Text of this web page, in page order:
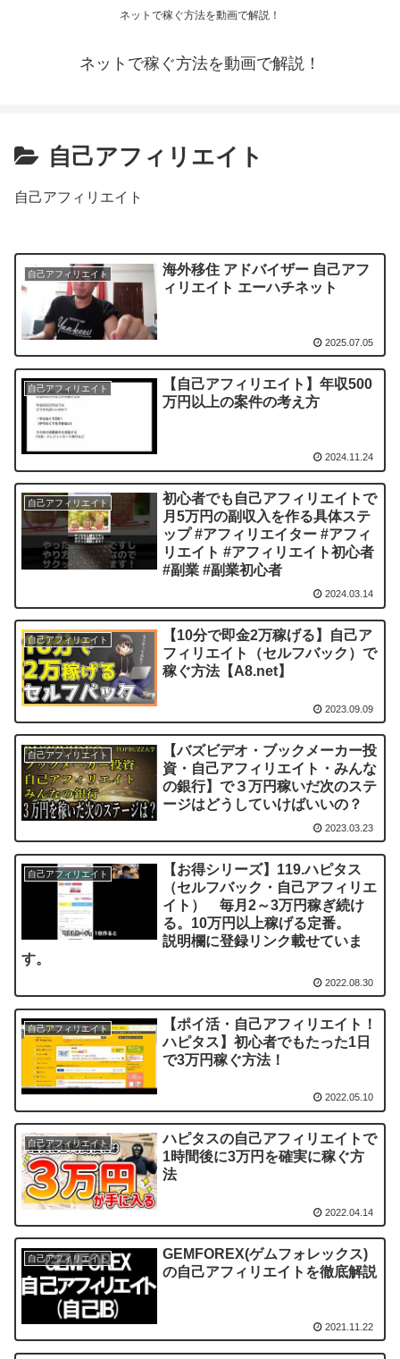
ネットで稼ぐ方法を動画で解説！
ネットで稼ぐ方法を動画で解説！
自己アフィリエイト
自己アフィリエイト
自己アフィリエイト
海外移住 アドバイザー 自己アフ
ィリエイト エーハチネット
2025.07.05
自己アフィリエイト
【自己アフィリエイト】年収500
万円以上の案件の考え方
2024.11.24
自己アフィリエイト
初心者でも自己アフィリエイトで
月5万円の副収入を作る具体ステ
ップ #アフィリエイター #アフィ
リエイト #アフィリエイト初心者
#副業 #副業初心者
2024.03.14
自己アフィリエイト
【10分で即金2万稼げる】自己ア
フィリエイト（セルフバック）で
稼ぐ方法【A8.net】
2023.09.09
自己アフィリエイト
【バズビデオ・ブックメーカー投
資・自己アフィリエイト・みんな
の銀行】で３万円稼いだ次のステ
ージはどうしていけばいいの？
2023.03.23
自己アフィリエイト
【お得シリーズ】119.ハピタス
（セルフバック・自己アフィリエ
イト） 毎月2～3万円稼ぎ続け
る。10万円以上稼げる定番。
説明欄に登録リンク載せていま
す。
2022.08.30
自己アフィリエイト
【ポイ活・自己アフィリエイト！
ハピタス】初心者でもたった1日
で3万円稼ぐ方法！
2022.05.10
自己アフィリエイト
ハピタスの自己アフィリエイトで
1時間後に3万円を確実に稼ぐ方
法
2022.04.14
自己アフィリエイト
GEMFOREX(ゲムフォレックス)
の自己アフィリエイトを徹底解説
2021.11.22